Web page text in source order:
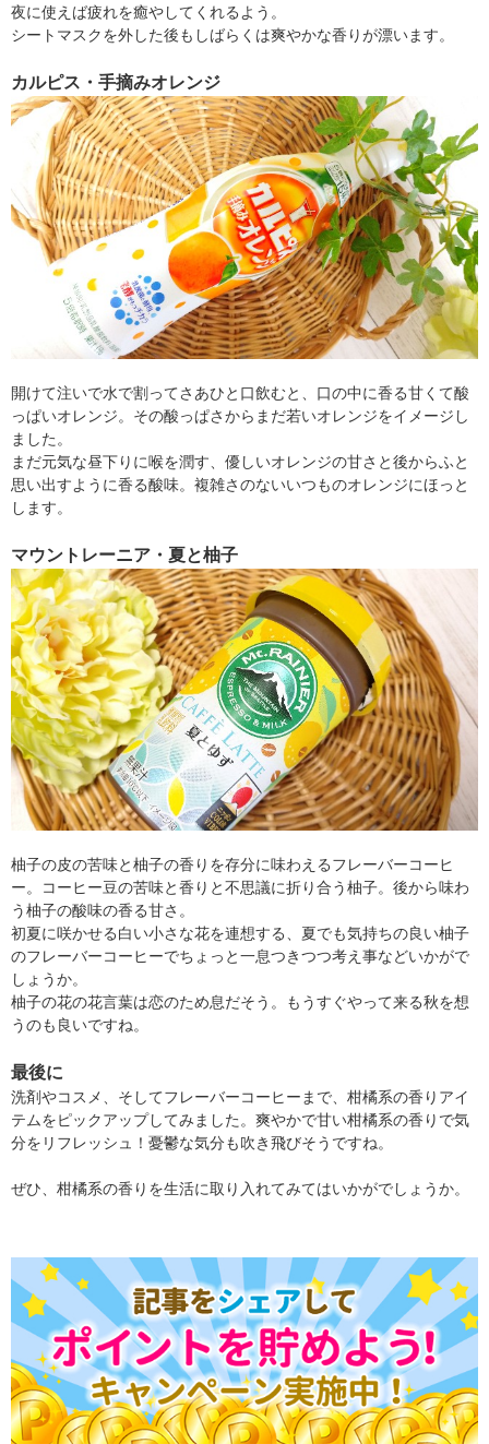
夜に使えば疲れを癒やしてくれるよう。
シートマスクを外した後もしばらくは爽やかな香りが漂います。
カルピス・手摘みオレンジ
開けて注いで水で割ってさあひと口飲むと、口の中に香る甘くて酸
っぱいオレンジ。その酸っぱさからまだ若いオレンジをイメージし
ました。
まだ元気な昼下りに喉を潤す、優しいオレンジの甘さと後からふと
思い出すように香る酸味。複雑さのないいつものオレンジにほっと
します。
マウントレーニア・夏と柚子
柚子の皮の苦味と柚子の香りを存分に味わえるフレーバーコーヒ
ー。コーヒー豆の苦味と香りと不思議に折り合う柚子。後から味わ
う柚子の酸味の香る甘さ。
初夏に咲かせる白い小さな花を連想する、夏でも気持ちの良い柚子
のフレーバーコーヒーでちょっと一息つきつつ考え事などいかがで
しょうか。
柚子の花の花言葉は恋のため息だそう。もうすぐやって来る秋を想
うのも良いですね。
最後に
洗剤やコスメ、そしてフレーバーコーヒーまで、柑橘系の香りアイ
テムをピックアップしてみました。爽やかで甘い柑橘系の香りで気
分をリフレッシュ！憂鬱な気分も吹き飛びそうですね。
ぜひ、柑橘系の香りを生活に取り入れてみてはいかがでしょうか。